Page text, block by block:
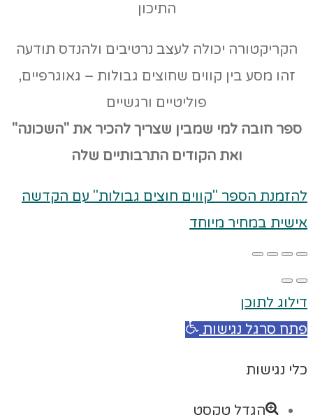
התיכון
הקריקטורה יכולה לעצב נרטיבים ולהנדס תודעה
זהו מסע בין קווים שחוצים גבולות – גאוגרפיים,
פוליטיים ורגשיים
ספר חובה למי שמבין שצריך להכיר את "השכונה"
ואת הקודים התרבותיים שלה
להזמנת הספר "קווים חוצים גבולות" עם הקדשה
אישית במחיר מיוחד
דילוג לתוכן
פתח סרגל נגישות
כלי נגישות
הגדל טקסט